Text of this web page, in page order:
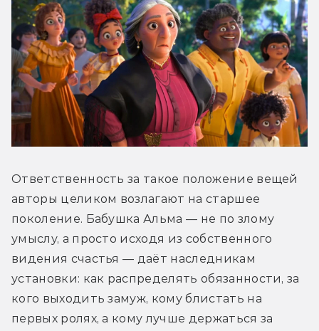
Ответственность за такое положение вещей
авторы целиком возлагают на старшее
поколение. Бабушка Альма — не по злому
умыслу, а просто исходя из собственного
видения счастья — даёт наследникам
установки: как распределять обязанности, за
кого выходить замуж, кому блистать на
первых ролях, а кому лучше держаться за